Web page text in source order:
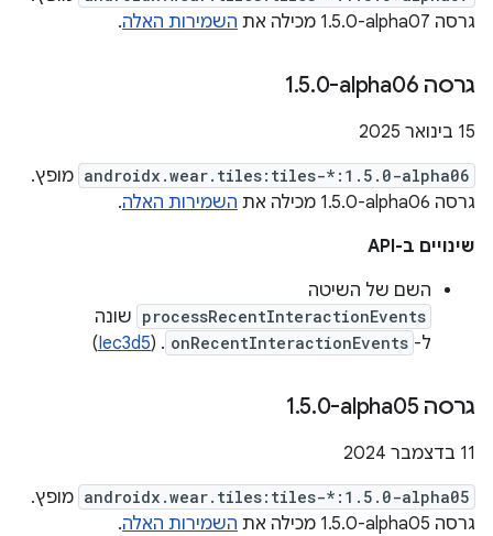
גרסה ‎1.5.0-alpha07 מכילה את
השמירות האלה.
גרסה ‎1 .5.0-alpha06
‫15 בינואר 2025
androidx.wear.tiles:tiles-*:1.5.0-alpha06 מופץ.
גרסה ‎1.5.0-alpha06 מכילה את
השמירות האלה.
שינויים ב-API
השם של השיטה
processRecentInteractionEvents שונה
ל- onRecentInteractionEvents
. (
Iec3d5
)
גרסה ‎1 .5.0-alpha05
‫11 בדצמבר 2024
androidx.wear.tiles:tiles-*:1.5.0-alpha05 מופץ.
גרסה ‎1.5.0-alpha05 מכילה את
השמירות האלה.